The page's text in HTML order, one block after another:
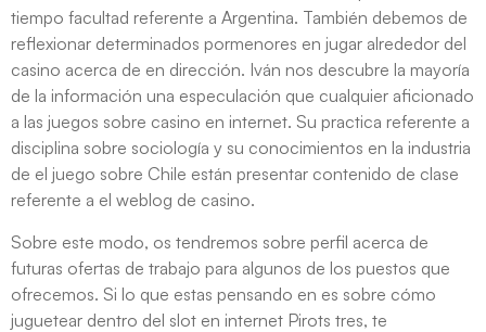
tiempo facultad referente a Argentina. También debemos de
reflexionar determinados pormenores en jugar alrededor del
casino acerca de en dirección. Iván nos descubre la mayoría
de la información una especulación que cualquier aficionado
a las juegos sobre casino en internet. Su practica referente a
disciplina sobre sociología y su conocimientos en la industria
de el juego sobre Chile están presentar contenido de clase
referente a el weblog de casino.
Sobre este modo, os tendremos sobre perfil acerca de
futuras ofertas de trabajo para algunos de los puestos que
ofrecemos. Si lo que estas pensando en es sobre cómo
juguetear dentro del slot en internet Pirots tres, te